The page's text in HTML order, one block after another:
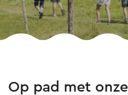
Op pad met onze